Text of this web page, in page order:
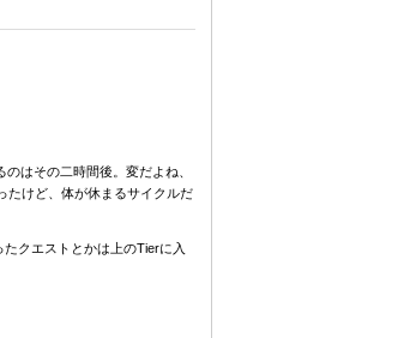
はその二時間後。変だよね、
たけど、体が休まるサイクルだ
クエストとかは上のTierに入